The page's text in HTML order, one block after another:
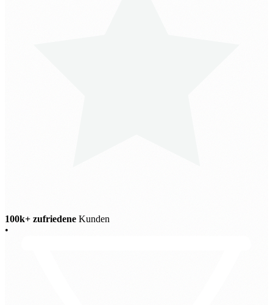
100k+ zufriedene Kunden
•